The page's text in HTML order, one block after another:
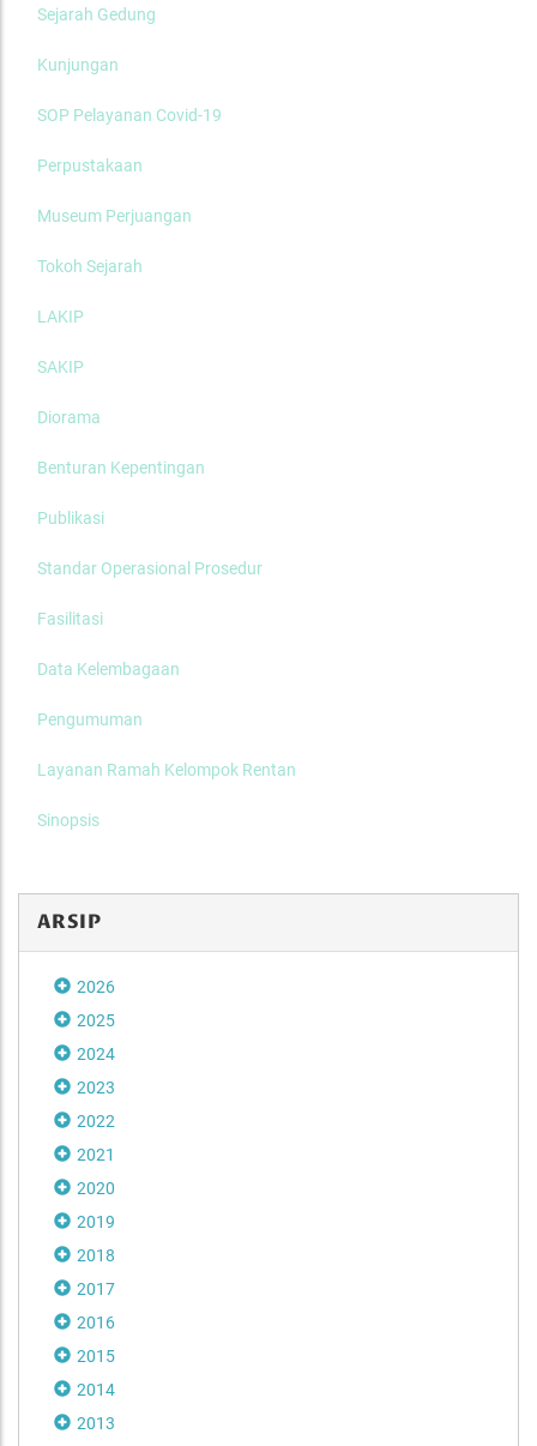
Sejarah Gedung
Kunjungan
SOP Pelayanan Covid-19
Perpustakaan
Museum Perjuangan
Tokoh Sejarah
LAKIP
SAKIP
Diorama
Benturan Kepentingan
Publikasi
Standar Operasional Prosedur
Fasilitasi
Data Kelembagaan
Pengumuman
Layanan Ramah Kelompok Rentan
Sinopsis
ARSIP
2026
2025
2024
2023
2022
2021
2020
2019
2018
2017
2016
2015
2014
2013